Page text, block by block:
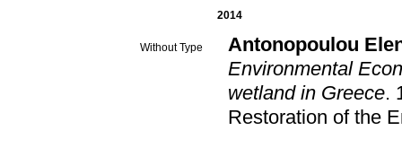
2014
Without Type
Antonopoulou
Environmental
wetland in Greece.
Restoration of the